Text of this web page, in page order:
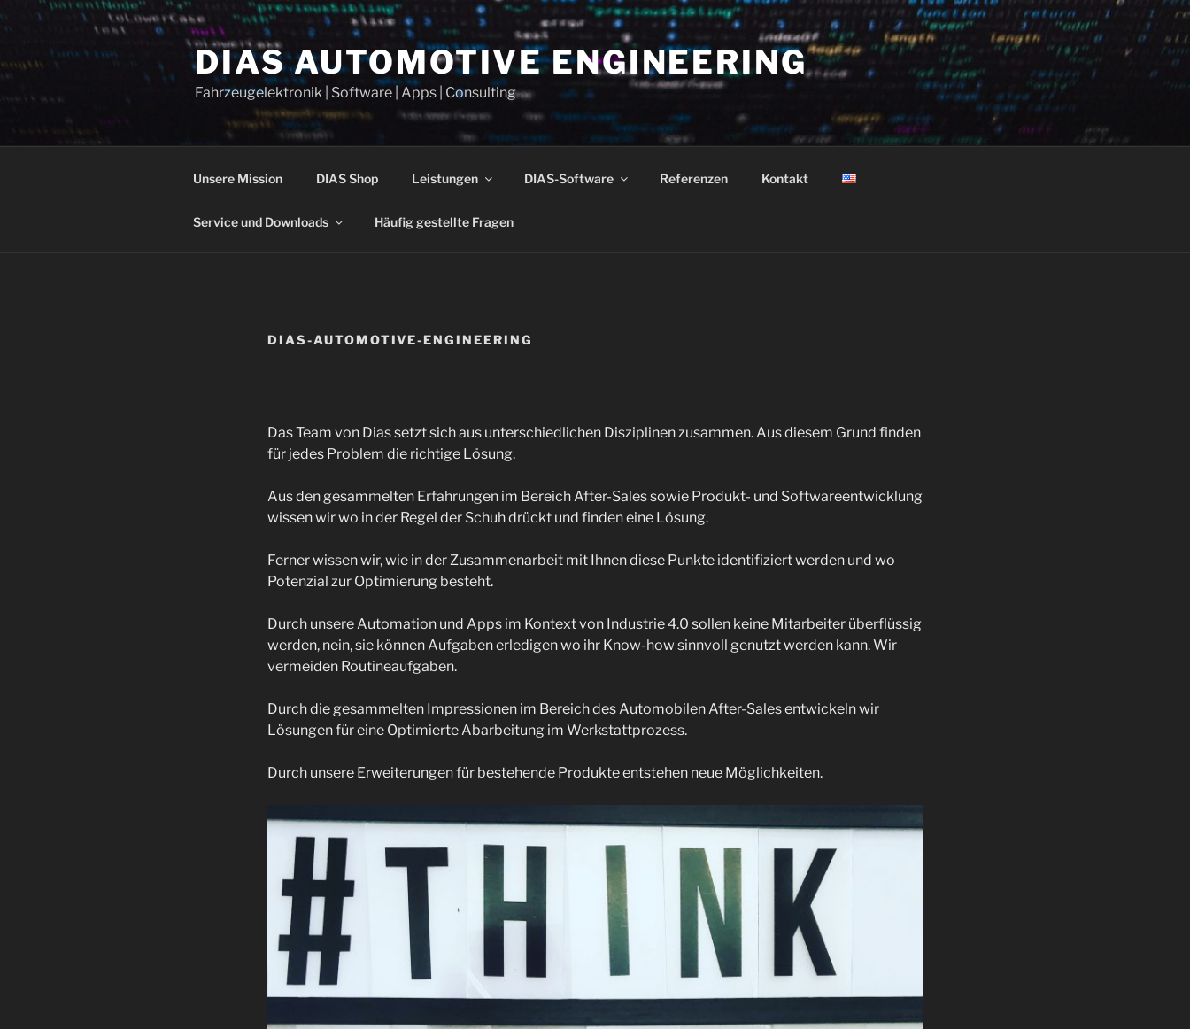
Inhalt
springen
DIAS AUTOMOTIVE ENGINEERING
Fahrzeugelektronik | Software | Apps | Consulting
Unsere Mission DIAS Shop Leistungen DIAS-Software Referenzen Kontakt
Service und Downloads Häufig gestellte Fragen
DIAS-AUTOMOTIVE-ENGINEERING
Das Team von Dias setzt sich aus unterschiedlichen Disziplinen zusammen. Aus diesem Grund finden
für jedes Problem die richtige Lösung.
Aus den gesammelten Erfahrungen im Bereich After-Sales sowie Produkt- und Softwareentwicklung
wissen wir wo in der Regel der Schuh drückt und finden eine Lösung.
Ferner wissen wir, wie in der Zusammenarbeit mit Ihnen diese Punkte identifiziert werden und wo
Potenzial zur Optimierung besteht.
Durch unsere Automation und Apps im Kontext von Industrie 4.0 sollen keine Mitarbeiter überflüssig
werden, nein, sie können Aufgaben erledigen wo ihr Know-how sinnvoll genutzt werden kann. Wir
vermeiden Routineaufgaben.
Durch die gesammelten Impressionen im Bereich des Automobilen After-Sales entwickeln wir
Lösungen für eine Optimierte Abarbeitung im Werkstattprozess.
Durch unsere Erweiterungen für bestehende Produkte entstehen neue Möglichkeiten.